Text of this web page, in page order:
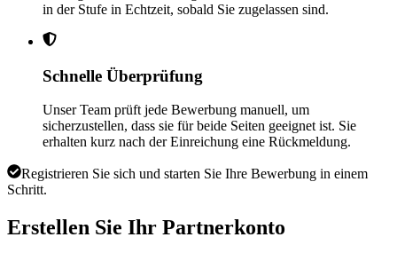
in der Stufe in Echtzeit, sobald Sie zugelassen sind.
Schnelle Überprüfung
Unser Team prüft jede Bewerbung manuell, um
sicherzustellen, dass sie für beide Seiten geeignet ist. Sie
erhalten kurz nach der Einreichung eine Rückmeldung.
Registrieren Sie sich und starten Sie Ihre Bewerbung in einem
Schritt.
Erstellen Sie Ihr Partnerkonto